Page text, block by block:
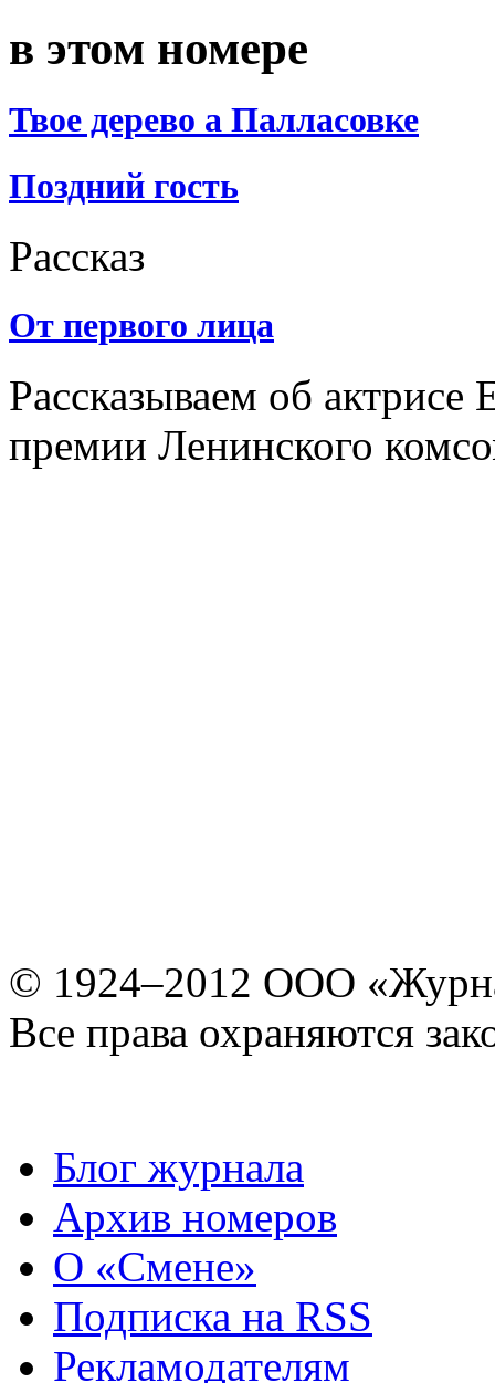
в этом номере
Твое дерево а Палласовке
Поздний гость
Рассказ
От первого лица
Рассказываем об актрисе
премии Ленинского
© 1924–2012 ООО
Все права охраняются
Блог журнала
Архив номеров
О «Смене»
Подписка на RSS
Рекламодателям